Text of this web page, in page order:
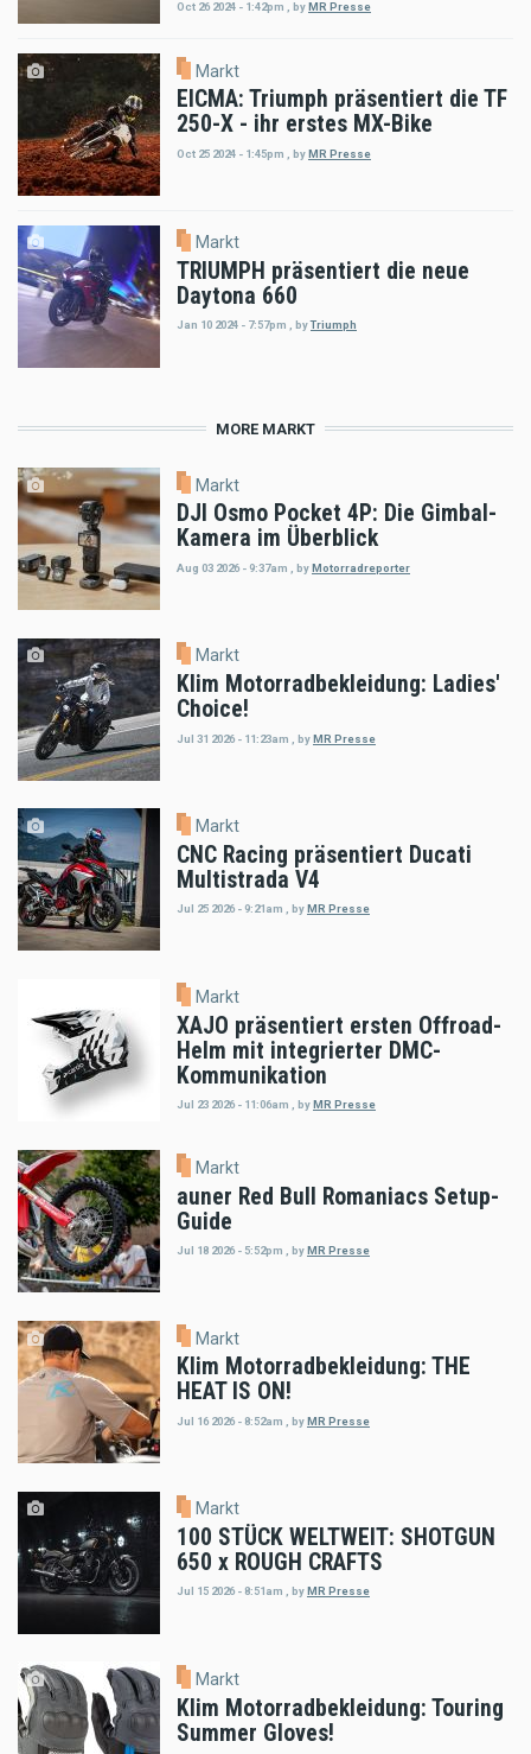
Oct 26 2024 - 1:42pm byMR Presse
Markt
EICMA: Triumph präsentiert die TF
250-X - ihr erstes MX-Bike
Oct 25 2024 - 1:45pm byMR Presse
Markt
TRIUMPH präsentiert die neue
Daytona 660
Jan 10 2024 - 7:57pm , byTriumph
MORE MARKT
Markt
DJI Osmo Pocket 4P: Die Gimbal-
Kamera im Überblick
Aug 03 2026 - 9:37am byMotorradreporter
Markt
Klim Motorradbekleidung: Ladies'
Choice!
Jul 31 2026 - 11:23am byMR Presse
Markt
CNC Racing präsentiert Ducati
Multistrada V4
Jul 25 2026 - 9:21am , byMR Presse
Markt
XAJO präsentiert ersten Offroad-
Helm mit integrierter DMC-
Kommunikation
Jul 23 2026 - 11:06am byMR Presse
Markt
auner Red Bull Romaniacs Setup-
Guide
Jul 18 2026 - 5:52pm byMR Presse
Markt
Klim Motorradbekleidung: THE
HEAT IS ON!
Jul 16 2026 - 8:52am byMR Presse
Markt
100 STÜCK WELTWEIT: SHOTGUN
650 x ROUGH CRAFTS
Jul 15 2026 - 8:51am , by MR Presse
Markt
Klim Motorradbekleidung: Touring
Summer Gloves!